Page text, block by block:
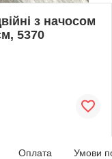
з начосом
5370
Оплата Умови